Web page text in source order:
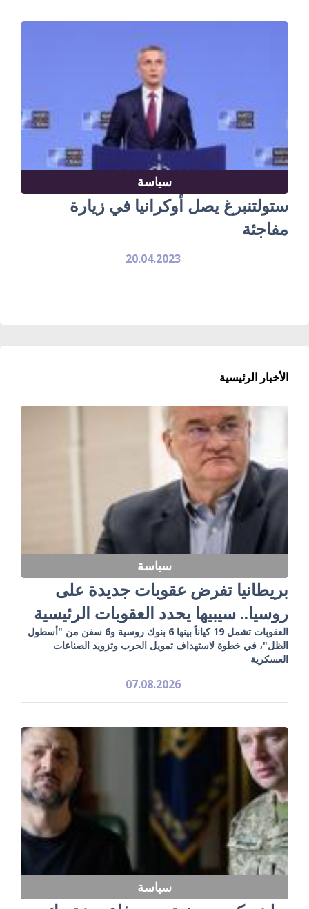
سياسة
ستولتنبرغ يصل أوكرانيا في زيارة
مفاجئة
20.04.2023
الأخبار الرئيسية
سياسة
بريطانيا تفرض عقوبات جديدة على
روسيا.. سيبيها يحدد العقوبات الرئيسية
العقوبات تشمل 19 كياناً بينها 6 بنوك روسية و6 سفن من "أسطول
الظل"، في خطوة لاستهداف تمويل الحرب وتزويد الصناعات
العسكرية
07.08.2026
سياسة